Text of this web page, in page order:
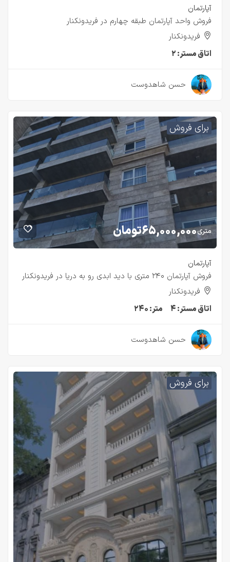
آپارتمان
فروش واحد آپارتمان طبقه چهارم در فریدونکنار
فریدونکنار
اتاق مستر:۲
حسن شاهدوست
برای فروش
متری۶۵,۰۰۰,۰۰۰تومان
آپارتمان
فروش آپارتمان ۲۴۰ متری با دید ابدی رو به دریا در فریدونکنار
فریدونکنار
اتاق مستر:۴ متر:۲۴۰
حسن شاهدوست
برای فروش